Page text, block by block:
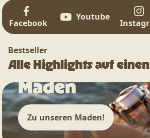
Facebook
Youtube
Bestseller
Alle Highlights auf
Maden
Zu unseren Maden!